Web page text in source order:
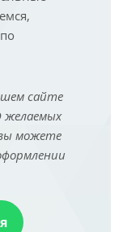
сайте
желаемых
можете